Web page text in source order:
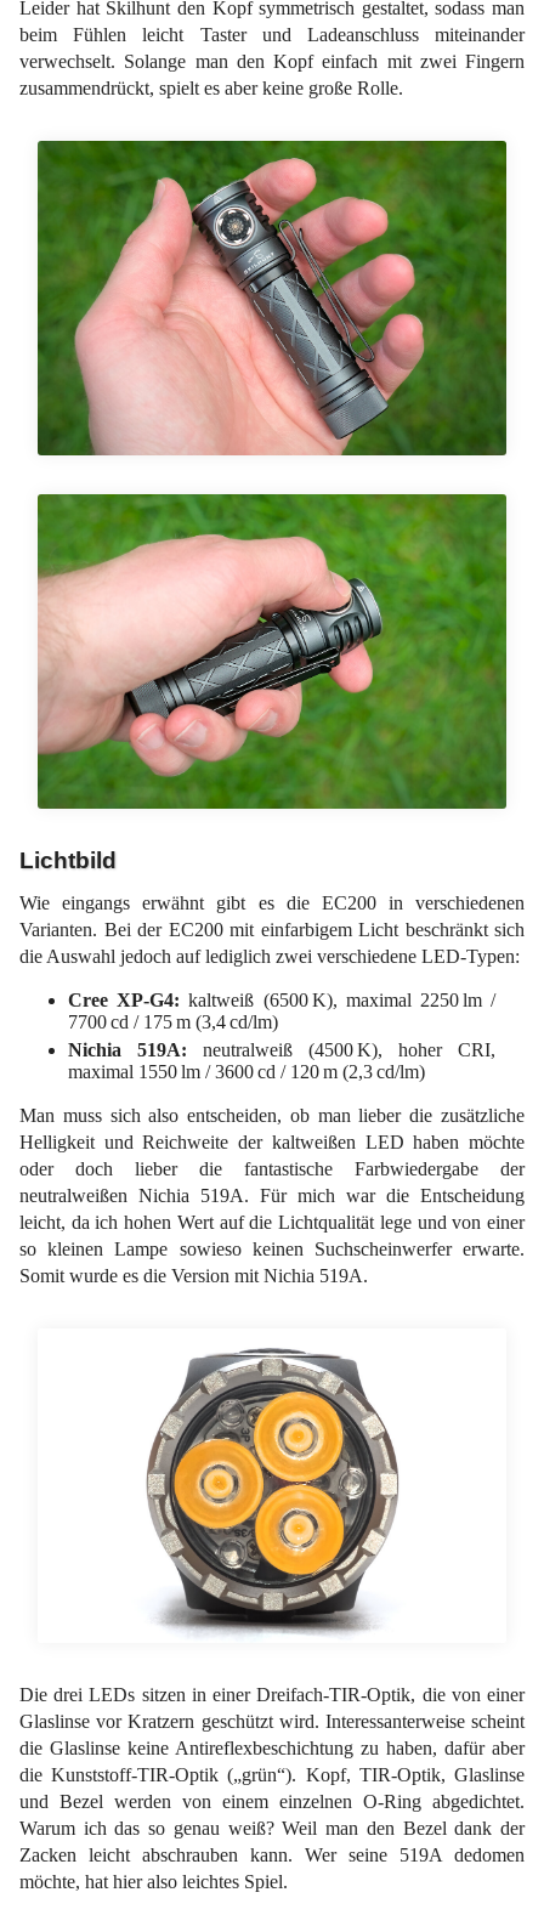
Leider hat Skilhunt den Kopf symmetrisch gestaltet, sodass man
beim Fühlen leicht Taster und Ladeanschluss miteinander
verwechselt. Solange man den Kopf einfach mit zwei Fingern
zusammendrückt, spielt es aber keine große Rolle.
Lichtbild
Wie eingangs erwähnt gibt es die EC200 in verschiedenen
Varianten. Bei der EC200 mit einfarbigem Licht beschränkt sich
die Auswahl jedoch auf lediglich zwei verschiedene LED-Typen:
Cree XP-G4: kaltweiß (6500 K), maximal 2250 lm /
7700 cd / 175 m (3,4 cd/lm)
Nichia 519A: neutralweiß (4500 K), hoher CRI,
maximal 1550 lm / 3600 cd / 120 m (2,3 cd/lm)
Man muss sich also entscheiden, ob man lieber die zusätzliche
Helligkeit und Reichweite der kaltweißen LED haben möchte
oder doch lieber die fantastische Farbwiedergabe der
neutralweißen Nichia 519A. Für mich war die Entscheidung
leicht, da ich hohen Wert auf die Lichtqualität lege und von einer
so kleinen Lampe sowieso keinen Suchscheinwerfer erwarte.
Somit wurde es die Version mit Nichia 519A.
Die drei LEDs sitzen in einer Dreifach-TIR-Optik, die von einer
Glaslinse vor Kratzern geschützt wird. Interessanterweise scheint
die Glaslinse keine Antireflexbeschichtung zu haben, dafür aber
die Kunststoff-TIR-Optik („grün“). Kopf, TIR-Optik, Glaslinse
und Bezel werden von einem einzelnen O-Ring abgedichtet.
Warum ich das so genau weiß? Weil man den Bezel dank der
Zacken leicht abschrauben kann. Wer seine 519A dedomen
möchte, hat hier also leichtes Spiel.